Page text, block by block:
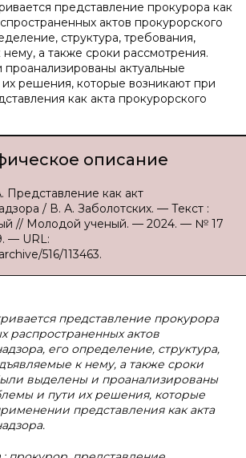
представление прокурора как
актов прокурорского
структура, требования,
а также сроки рассмотрения.
актуальные
решения, которые возникают при
как акта прокурорского
описание
Представление как акт
/ В. А. Заболотских. — Текст :
// Молодой ученый. — 2024. — № 17
— URL:
516/113463.
представление прокурора
распространенных актов
его определение, структура,
к нему, а также сроки
выделены и проанализированы
и пути их решения, которые
представления как акта